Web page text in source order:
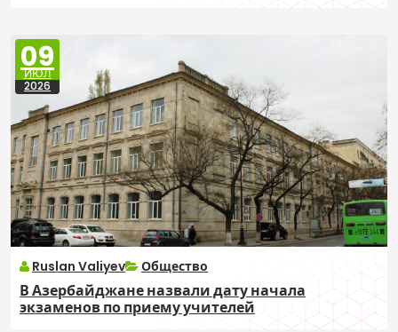
09
ИЮЛ
2026
Ruslan Valiyev Общество
В Азербайджане назвали дату начала
экзаменов по приему учителей